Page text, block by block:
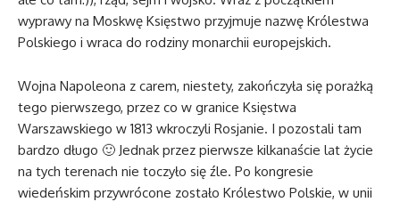
wyprawy na Moskwę Księstwo przyjmuje nazwę Królestwa
Polskiego i wraca do rodziny monarchii europejskich.
Wojna Napoleona z carem, niestety, zakończyła się porażką
tego pierwszego, przez co w granice Księstwa
Warszawskiego w 1813 wkroczyli Rosjanie. I pozostali tam
bardzo długo 🙂 Jednak przez pierwsze kilkanaście lat życie
na tych terenach nie toczyło się źle. Po kongresie
wiedeńskim przywrócone zostało Królestwo Polskie, w unii